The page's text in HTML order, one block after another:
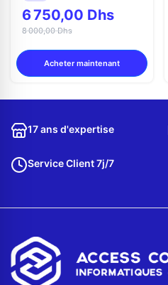
6 750,00 Dhs
8 000,00 Dhs
Acheter maintenant
17 ans d'expertise
Service Client 7j/7